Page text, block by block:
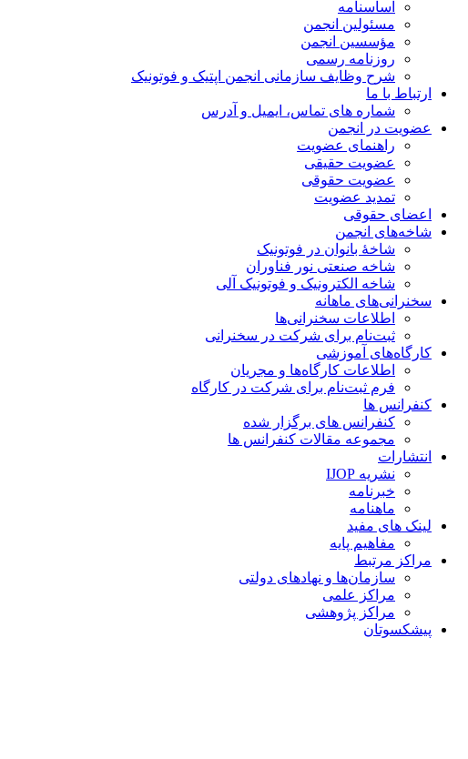
اساسنامه
مسئولین انجمن
مؤسسین انجمن
روزنامه رسمی
شرح وظایف سازمانی انجمن اپتیک و فوتونیک
ارتباط با ما
شماره های تماس، ایمیل و آدرس
عضویت در انجمن
راهنمای عضویت
عضویت حقیقی
عضویت حقوقی
تمدید عضویت
اعضای حقوقی
شاخه‌های انجمن
شاخۀ بانوان در فوتونیک
شاخه صنعتی نور فناوران
شاخه‌ الکترونیک و فوتونیک آلی
سخنرانی‌های ماهانه
اطلاعات سخنرانی‌‌ها
ثبت‌نام برای شرکت در سخنرانی
کارگاه‌های آموزشی
اطلاعات کارگاه‌ها و مجریان
فرم ثبت‌نام برای شرکت در کارگاه
کنفرانس ها
کنفرانس های برگزار شده
مجموعه مقالات کنفرانس ها
انتشارات
نشریه IJOP
خبرنامه
ماهنامه
لینک های مفید
مفاهیم پایه
مراکز مرتبط
سازمان‌ها و نهادهای دولتی
مراکز علمی
مراکز پژوهشی
پیشکسوتان